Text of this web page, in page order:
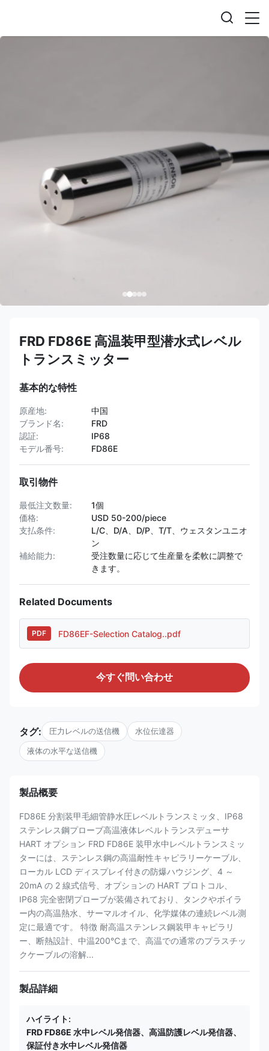
FRD FD86E 高温装甲型潜水式レベル
トランスミッター
基本的な特性
原産地:
中国
ブランド名:
FRD
認証:
IP68
モデル番号:
FD86E
取引物件
最低注文数量:
1個
価格:
USD 50-200/piece
支払条件:
L/C、D/A、D/P、T/T、ウェスタンユニオ
ン
補給能力:
受注数量に応じて生産量を柔軟に調整で
きます。
Related Documents
PDF FD86EF-Selection Catalog..pdf
今すぐ問い合わせ
タグ: 圧力レベルの送信機 水位伝達器
液体の水平な送信機
製品概要
FD86E 分割装甲毛細管静水圧レベルトランスミッタ、IP68
ステンレス鋼プローブ高温液体レベルトランスデューサ
HART オプション FRD FD86E 装甲水中レベルトランスミッ
ターには、ステンレス鋼の高温耐性キャピラリーケーブル、
ローカル LCD ディスプレイ付きの防爆ハウジング、4 ～
20mA の 2 線式信号、オプションの HART プロトコル、
IP68 完全密閉プローブが装備されており、タンクやボイラ
ー内の高温熱水、サーマルオイル、化学媒体の連続レベル測
定に最適です。 特徴 耐高温ステンレス鋼装甲キャピラリ
ー、断熱設計、中温200℃まで、高温での通常のプラスチッ
クケーブルの溶解...
製品詳細
ハイライト:
FRD FD86E 水中レベル発信器、高温防護レベル発信器、
保証付き水中レベル発信器